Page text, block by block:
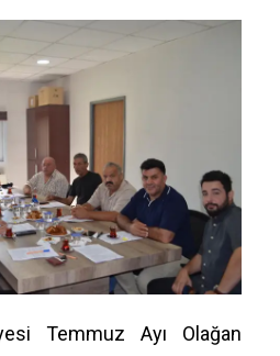
Temmuz Ayı Olağan